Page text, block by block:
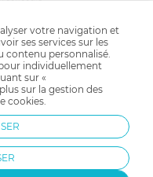
sécurisé
qualité
votre navigation et
ses services sur les
contenu personnalisé.
individuellement
sur «
sur la gestion des
cookies.